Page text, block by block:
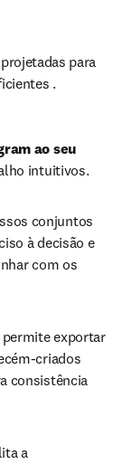
para
.
ao seu
intuitivos.
conjuntos
à decisão e
com os
permite exportar
criados
consistência
a